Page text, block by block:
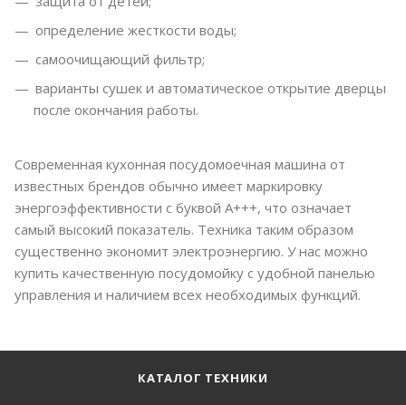
определение жесткости воды;
самоочищающий фильтр;
варианты сушек и автоматическое открытие дверцы
после окончания работы.
Современная кухонная посудомоечная машина от
известных брендов обычно имеет маркировку
энергоэффективности с буквой А+++, что означает
самый высокий показатель. Техника таким образом
существенно экономит электроэнергию. У нас можно
купить качественную посудомойку с удобной панелью
управления и наличием всех необходимых функций.
КАТАЛОГ ТЕХНИКИ